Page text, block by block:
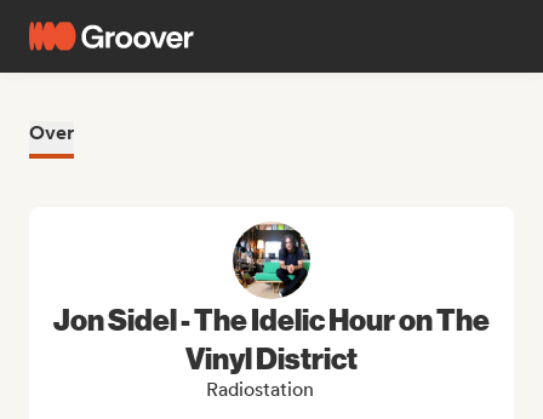
Over
Jon Sidel - The Idelic Hour on The
Vinyl District
Radiostation